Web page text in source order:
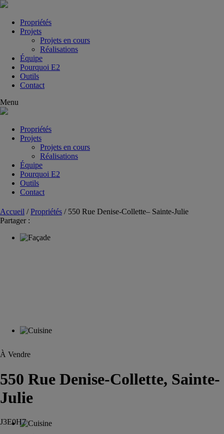
Propriétés
Projets
Projets en cours
Réalisations
Équipe
Pourquoi E2
Outils
Contact
Menu
Propriétés
Projets
Projets en cours
Réalisations
Équipe
Pourquoi E2
Outils
Contact
Accueil /Propriétés / 550 Rue Denise-Collette– Sainte-Julie
Partager :
À Vendre
550 Rue Denise-Collette, Sainte-
Julie
J3E0H7